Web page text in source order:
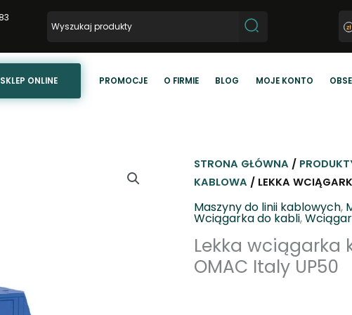
SKLEP ONLINE PROMOCJE O FIRMIE BLOG MOJE KONTO
STRONA GŁÓWNA /
KABLOWA / LEKKA
Maszyny do linii kablowych,
Wciągarka do kabli,
Lekka wciągarka
OMAC Italy UP50